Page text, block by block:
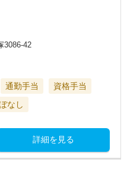
3086‐42
通勤手当
資格手当
なし
詳細を見る